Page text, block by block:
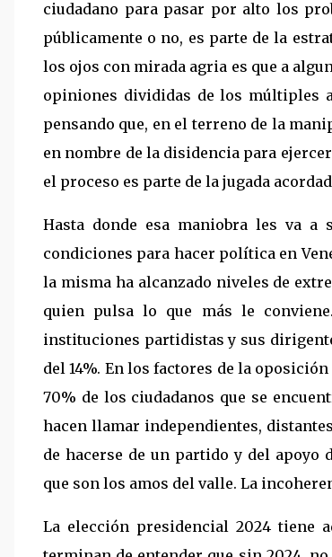
ciudadano para pasar por alto los
públicamente o no, es parte de la
los ojos con mirada agria es que a
opiniones divididas de los múltiples
pensando que, en el terreno de la
en nombre de la disidencia para
el proceso es parte de la jugada
Hasta donde esa maniobra les va
condiciones para hacer política en
la misma ha alcanzado niveles de
quien pulsa lo que más le
instituciones partidistas y sus
del 14%. En los factores de la
70% de los ciudadanos que se
hacen llamar independientes,
de hacerse de un partido y del
que son los amos del valle. La
La elección presidencial 2024 tiene